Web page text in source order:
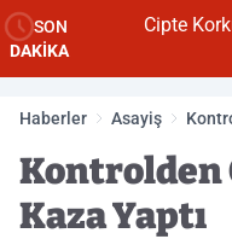
SON
DAKİKA
Cipte
Haberler Asayiş
Kontrolden
Kaza Yaptı